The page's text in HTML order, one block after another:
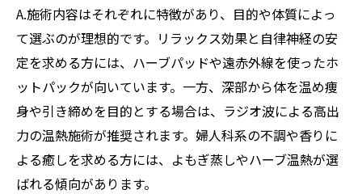
A.施術内容はそれぞれに特徴があり、目的や体質によっ
て選ぶのが理想的です。リラックス効果と自律神経の安
定を求める方には、ハーブパッドや遠赤外線を使ったホ
ットパックが向いています。一方、深部から体を温め痩
身や引き締めを目的とする場合は、ラジオ波による高出
力の温熱施術が推奨されます。婦人科系の不調や香りに
よる癒しを求める方には、よもぎ蒸しやハーブ温熱が選
ばれる傾向があります。